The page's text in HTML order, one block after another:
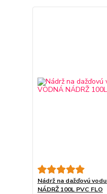
Nádrž na dažďovú
NÁDRŽ 100L PVC FLO